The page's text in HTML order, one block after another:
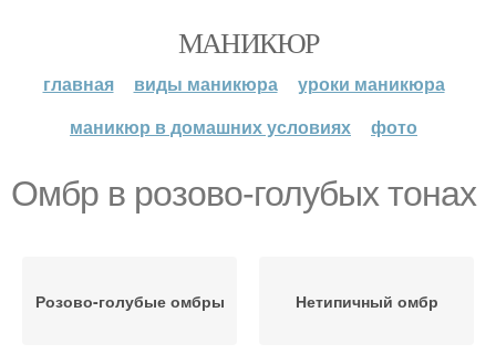
МАНИКЮР
главная виды маникюра
уроки маникюра
маникюр в домашних условиях
фото
Омбр в розово-голубых тонах
Розово-голубые омбры Нетипичный омбр